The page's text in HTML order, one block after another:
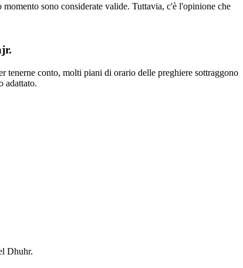
sono considerate valide. Tuttavia, c'è l'opinione che
tenerne conto, molti piani di orario delle preghiere sottraggono
adattato.
Dhuhr.